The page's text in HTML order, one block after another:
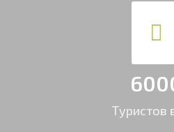
Туристов